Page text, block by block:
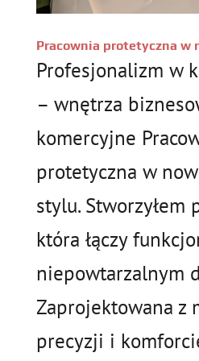
Pracownia protetyczna w
Profesjonalizm w
– wnętrza
komercyjne
protetyczna w
stylu. Stworzyłem
która łączy
niepowtarzalnym
Zaprojektowana z
precyzji i